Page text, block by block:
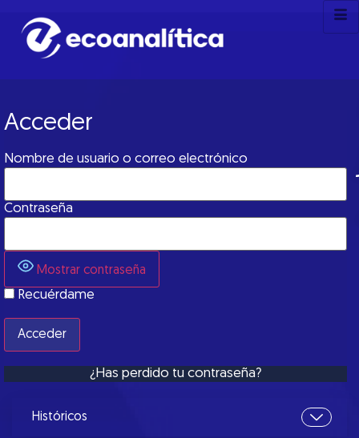
Acceder
Nombre de usuario o correo electrónico
Contraseña
Mostrar contraseña
Recuérdame
¿Has perdido tu contraseña?
Históricos